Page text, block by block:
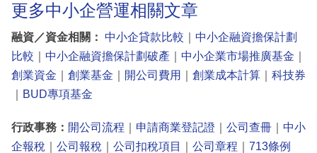
更多中小企營運相關文章
融資／資金相關： 中小企貸款比較
中小企融資擔保計劃
比較
中小企融資擔保計劃破產 中小企業市場推廣基金
創業資金
創業基金 開公司費用 創業成本計算
科技券
BUD專項基金
行政事務： 開公司流程 申請商業登記證 公司查冊
中小
企報稅
公司報稅 公司扣稅項目 公司章程 713條例